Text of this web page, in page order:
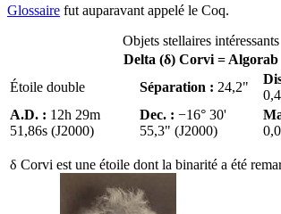
Glossaire fut auparavant appelé le Coq.
Objets stellaires intéressants
Delta (δ) Corvi = Algorab
Étoile double
Séparation : 24,2"
0,4
A.D. : 12h 29m
51,86s (J2000)
Dec. : −16° 30'
55,3" (J2000)
δ Corvi est une étoile dont la binarité a été